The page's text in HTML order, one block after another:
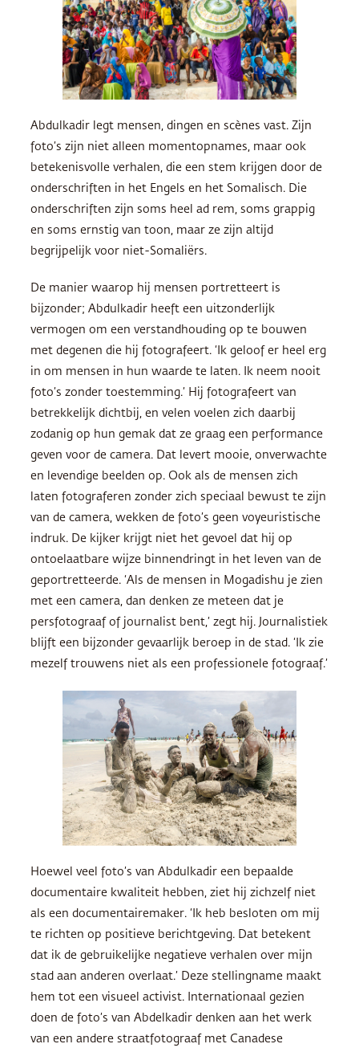
Abdulkadir legt mensen, dingen en scènes vast. Zijn
foto’s zijn niet alleen momentopnames, maar ook
betekenisvolle verhalen, die een stem krijgen door de
onderschriften in het Engels en het Somalisch. Die
onderschriften zijn soms heel ad rem, soms grappig
en soms ernstig van toon, maar ze zijn altijd
begrijpelijk voor niet-Somaliërs.
De manier waarop hij mensen portretteert is
bijzonder; Abdulkadir heeft een uitzonderlijk
vermogen om een verstandhouding op te bouwen
met degenen die hij fotografeert. ‘Ik geloof er heel erg
in om mensen in hun waarde te laten. Ik neem nooit
foto’s zonder toestemming.’ Hij fotografeert van
betrekkelijk dichtbij, en velen voelen zich daarbij
zodanig op hun gemak dat ze graag een performance
geven voor de camera. Dat levert mooie, onverwachte
en levendige beelden op. Ook als de mensen zich
laten fotograferen zonder zich speciaal bewust te zijn
van de camera, wekken de foto’s geen voyeuristische
indruk. De kijker krijgt niet het gevoel dat hij op
ontoelaatbare wijze binnendringt in het leven van de
geportretteerde. ‘Als de mensen in Mogadishu je zien
met een camera, dan denken ze meteen dat je
persfotograaf of journalist bent,’ zegt hij. Journalistiek
blijft een bijzonder gevaarlijk beroep in de stad. ‘Ik zie
mezelf trouwens niet als een professionele fotograaf.’
Hoewel veel foto’s van Abdulkadir een bepaalde
documentaire kwaliteit hebben, ziet hij zichzelf niet
als een documentairemaker. ‘Ik heb besloten om mij
te richten op positieve berichtgeving. Dat betekent
dat ik de gebruikelijke negatieve verhalen over mijn
stad aan anderen overlaat.’ Deze stellingname maakt
hem tot een visueel activist. Internationaal gezien
doen de foto’s van Abdelkadir denken aan het werk
van een andere straatfotograaf met Canadese